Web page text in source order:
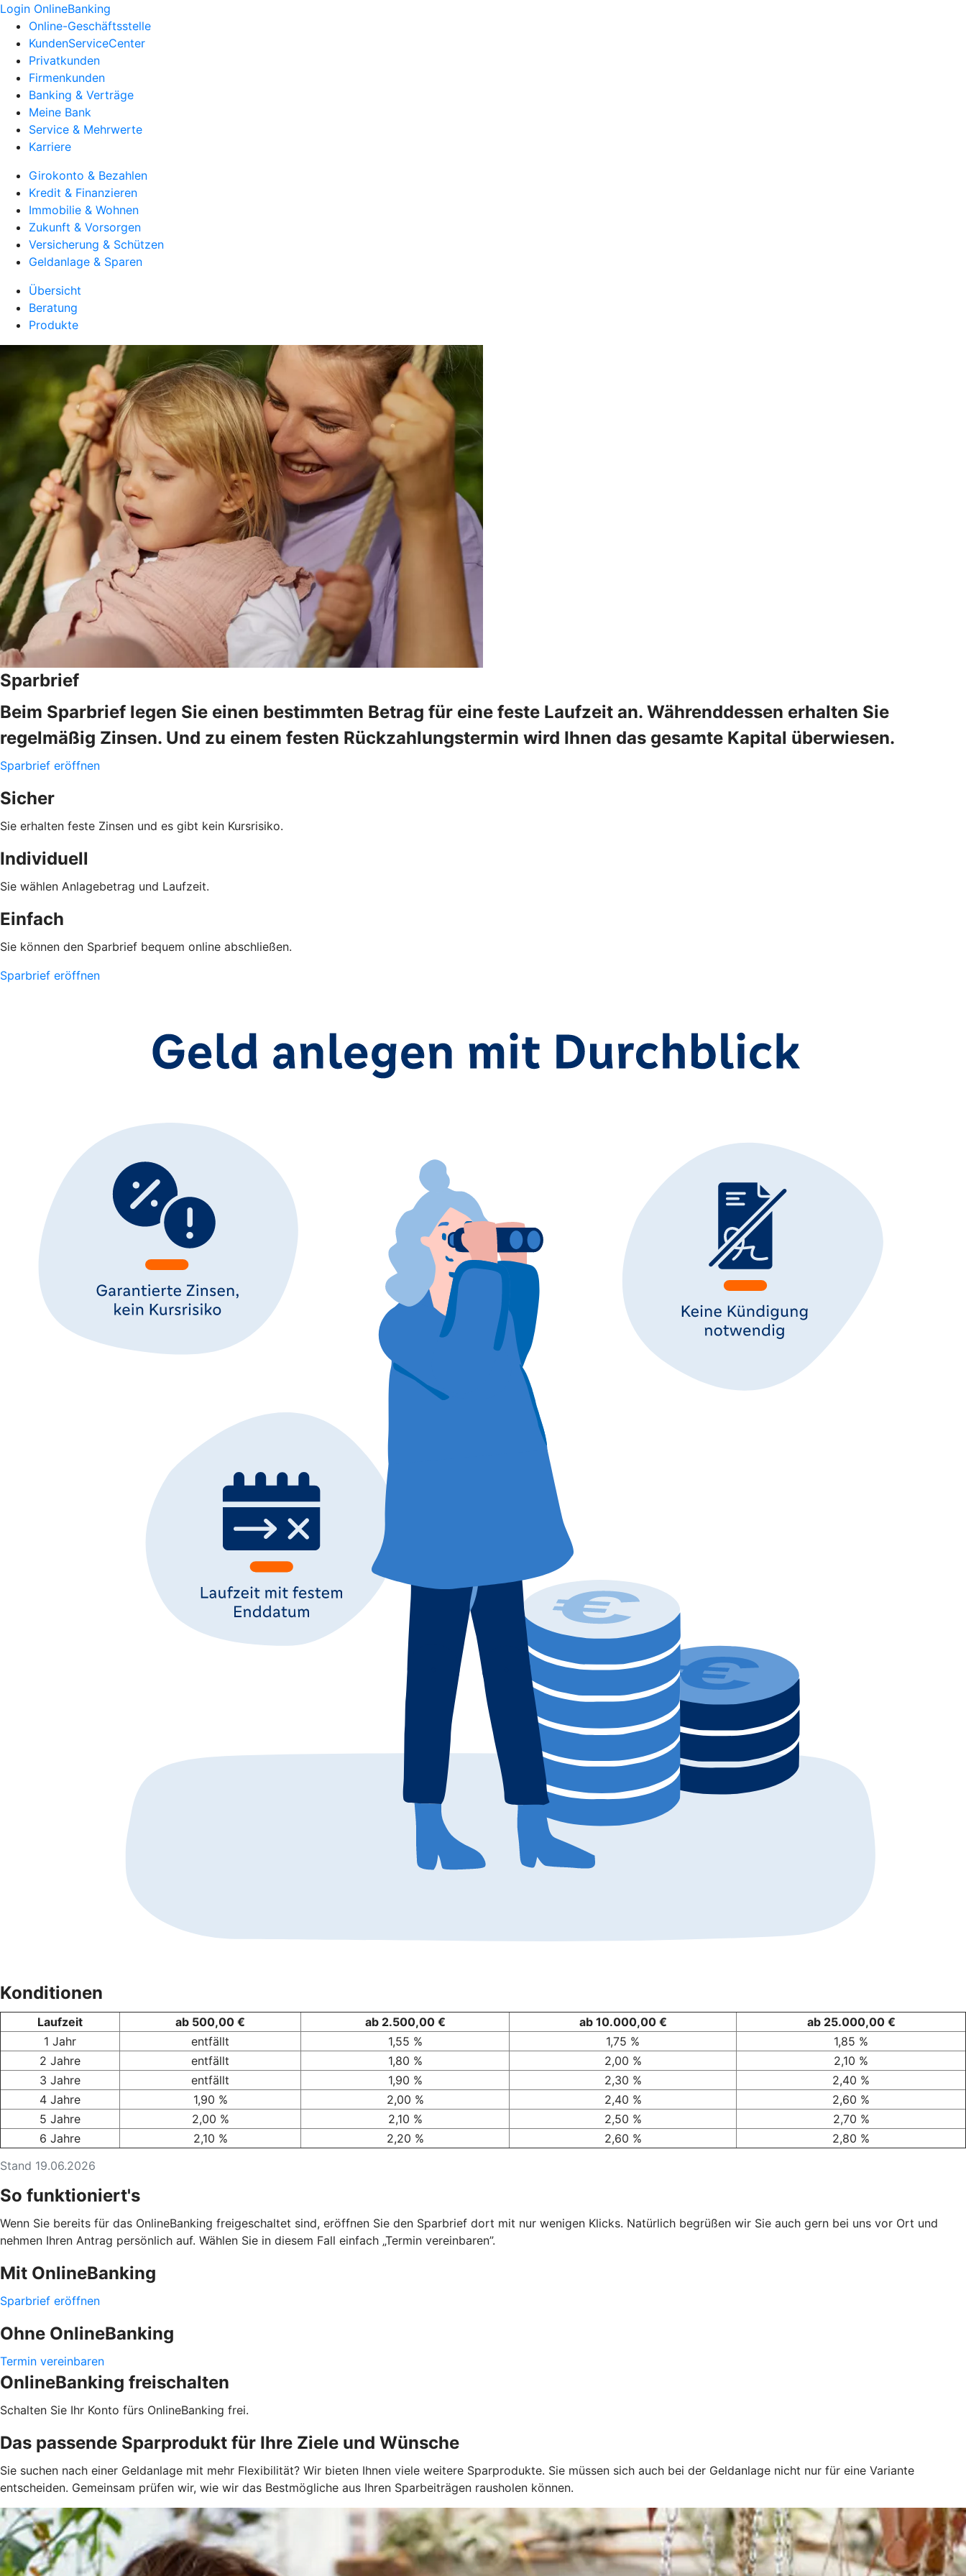
Login OnlineBanking
Online-Geschäftsstelle
KundenServiceCenter
Privatkunden
Firmenkunden
Banking & Verträge
Meine Bank
Service & Mehrwerte
Karriere
Girokonto & Bezahlen
Kredit & Finanzieren
Immobilie & Wohnen
Zukunft & Vorsorgen
Versicherung & Schützen
Geldanlage & Sparen
Übersicht
Beratung
Produkte
Sparbrief
Beim Sparbrief legen Sie einen bestimmten Betrag für eine feste Laufzeit an. Währenddessen erhalten Sie
regelmäßig Zinsen. Und zu einem festen Rückzahlungstermin wird Ihnen das gesamte Kapital überwiesen.
Sparbrief eröffnen
Sicher
Sie erhalten feste Zinsen und es gibt kein Kursrisiko.
Individuell
Sie wählen Anlagebetrag und Laufzeit.
Einfach
Sie können den Sparbrief bequem online abschließen.
Sparbrief eröffnen
Konditionen
Stand 19.06.2026
Laufzeit ab 500,00 € ab 2.500,00 € ab 10.000,00 €
ab 25.000,00 €
1 Jahr
entfällt 1,55 % 1,75 %
1,85 %
2 Jahre
entfällt 1,80 % 2,00 %
2,10 %
3 Jahre
entfällt 1,90 % 2,30 %
2,40 %
4 Jahre
1,90 % 2,00 % 2,40 %
2,60 %
5 Jahre
2,00 % 2,10 % 2,50 %
2,70 %
6 Jahre
2,10 % 2,20 % 2,60 % 2,80 %
So funktioniert's
Wenn Sie bereits für das OnlineBanking freigeschaltet sind, eröffnen Sie den Sparbrief dort mit nur wenigen Klicks. Natürlich begrüßen wir Sie auch gern bei uns vor Ort und
nehmen Ihren Antrag persönlich auf. Wählen Sie in diesem Fall einfach „Termin vereinbaren”.
Mit OnlineBanking
Sparbrief eröffnen
Ohne OnlineBanking
Termin vereinbaren
OnlineBanking freischalten
Schalten Sie Ihr Konto fürs OnlineBanking frei.
Das passende Sparprodukt für Ihre Ziele und Wünsche
Sie suchen nach einer Geldanlage mit mehr Flexibilität? Wir bieten Ihnen viele weitere Sparprodukte. Sie müssen sich auch bei der Geldanlage nicht nur für eine Variante
entscheiden. Gemeinsam prüfen wir, wie wir das Bestmögliche aus Ihren Sparbeiträgen rausholen können.